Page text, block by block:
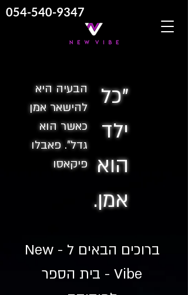
054-540-9347
הבעיה היא
להישאר אמן
כאשר הוא
גדל". פאבלו
פיקאסו
"כל
ילד
הוא
אמן.
ברוכים הבאים ל - New
Vibe - בית הספר